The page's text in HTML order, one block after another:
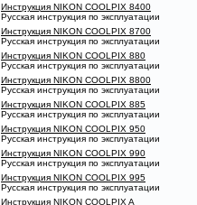
Инструкция NIKON COOLPIX 8400
Русская инструкция по эксплуатации
Инструкция NIKON COOLPIX 8700
Русская инструкция по эксплуатации
Инструкция NIKON COOLPIX 880
Русская инструкция по эксплуатации
Инструкция NIKON COOLPIX 8800
Русская инструкция по эксплуатации
Инструкция NIKON COOLPIX 885
Русская инструкция по эксплуатации
Инструкция NIKON COOLPIX 950
Русская инструкция по эксплуатации
Инструкция NIKON COOLPIX 990
Русская инструкция по эксплуатации
Инструкция NIKON COOLPIX 995
Русская инструкция по эксплуатации
Инструкция NIKON COOLPIX A